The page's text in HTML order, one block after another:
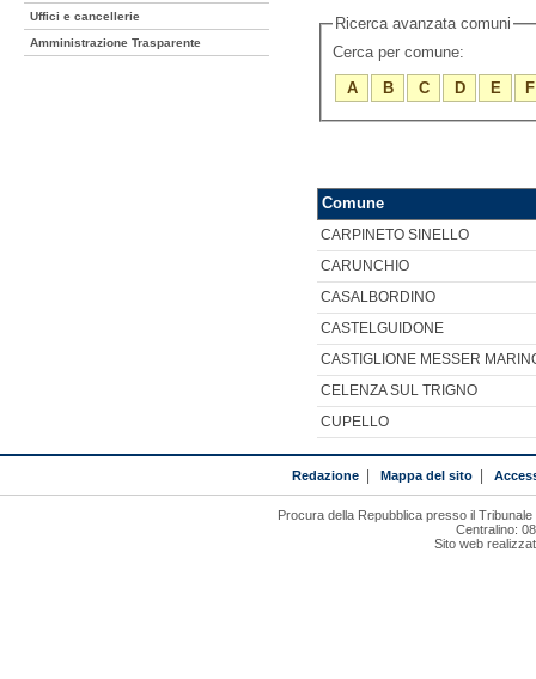
Ricerca avanzata comuni
Cerca per comune:
A
B C D E F
Comune
CARPINETO SINELLO
CARUNCHIO
CASALBORDINO
CASTELGUIDONE
CASTIGLIONE MESSER
CELENZA SUL TRIGNO
CUPELLO
Uffici e cancellerie
Amministrazione Trasparente
Redazione Mappa del sito
Procura della Repubblica presso il
Centralino:
Sito web